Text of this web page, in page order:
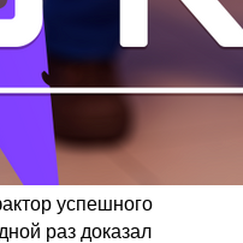
успешного
раз доказал